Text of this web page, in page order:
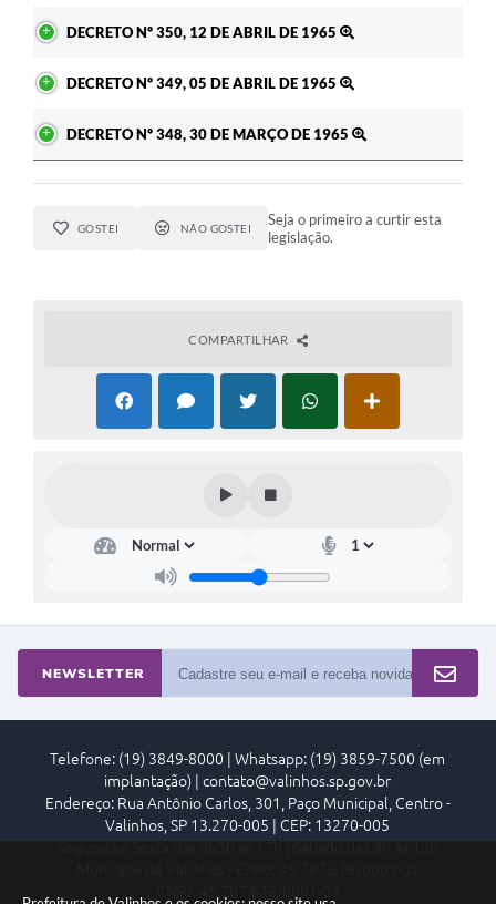
Jornal
Agenda
Contato
DECRETO Nº 350, 12 DE ABRIL DE 1965
DECRETO Nº 349, 05 DE ABRIL DE 1965
DECRETO Nº 348, 30 DE MARÇO DE 1965
GOSTEI NÃO GOSTEI
Seja o primeiro a curtir esta
legislação.
COMPARTILHAR
NEWSLETTER
Telefone: (19) 3849-8000 | Whatsapp: (19) 3859-7500 (em
implantação) | contato@valinhos.sp.gov.br
Endereço: Rua Antônio Carlos, 301, Paço Municipal, Centro -
Valinhos, SP 13.270-005 | CEP: 13270-005